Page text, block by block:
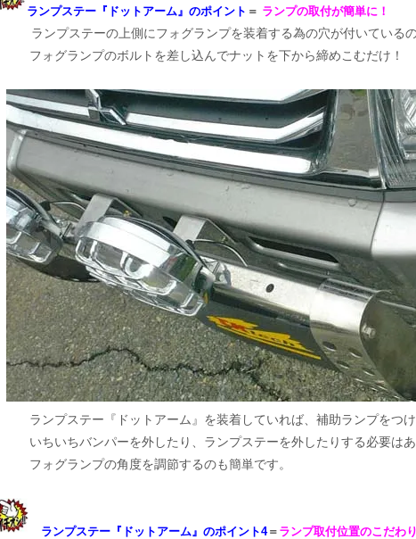
ランプステー『ドットアーム』のポイント ＝ ランプの取付が簡単に！
ランプステーの上側にフォグランプを装着する為の穴が付いている
フォグランプのボルトを差し込んでナットを下から締めこむだけ！
ランプステー『ドットアーム』を装着していれば、補助ランプをつ
いちいちバンパーを外したり、ランプステーを外したりする必要は
フォグランプの角度を調節するのも簡単です。
ランプステー『ドットアーム』のポイント4＝ ランプ取付位置のこだ